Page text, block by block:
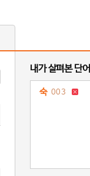
내가 살펴본 단어
숙 003